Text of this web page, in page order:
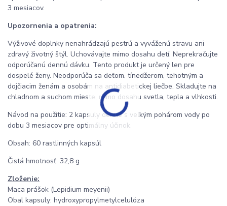
3 mesiacov.
Upozornenia a opatrenia:
Výživové doplnky nenahrádzajú pestrú a vyváženú stravu ani
zdravý životný štýl. Uchovávajte mimo dosahu detí. Neprekračujte
odporúčanú dennú dávku. Tento produkt je určený len pre
dospelé ženy. Neodporúča sa deťom, tínedžerom, tehotným a
dojčiacim ženám a osobám na antidiabetickej liečbe. Skladujte na
chladnom a suchom mieste, mimo dosahu svetla, tepla a vlhkosti.
Návod na použitie: 2 kapsuly denne s veľkým pohárom vody po
dobu 3 mesiacov pre optimálny účinok.
Obsah: 60 rastlinných kapsúl
Čistá hmotnosť: 32,8 g
Zloženie:
Maca prášok (Lepidium meyenii)
Obal kapsuly: hydroxypropylmetylcelulóza